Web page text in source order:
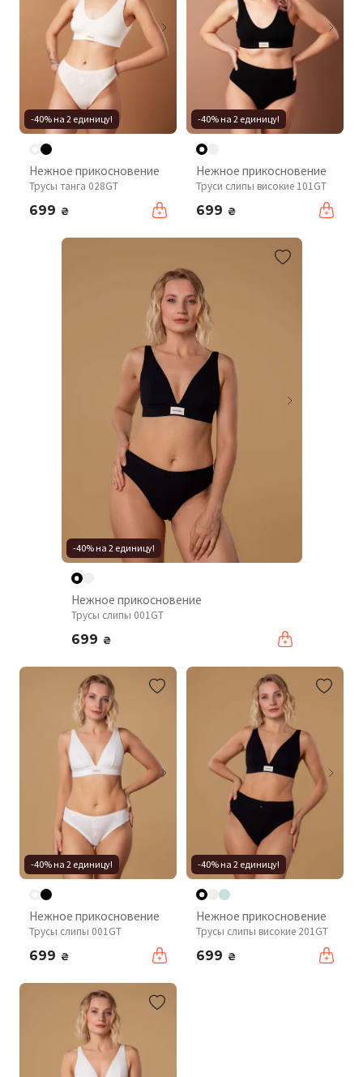
-40% на 2 единицу!
Нежное прикосновение
Трусы танга 028GT
699 ₴
-40% на 2 единицу!
Нежное прикосновение
Труси слипы високие 101GT
699 ₴
-40% на 2 единицу!
Нежное прикосновение
Трусы слипы 001GT
699 ₴
-40% на 2 единицу!
Нежное прикосновение
Трусы слипы 001GT
699 ₴
-40% на 2 единицу!
Нежное прикосновение
Трусы слипы високие 201GT
699 ₴